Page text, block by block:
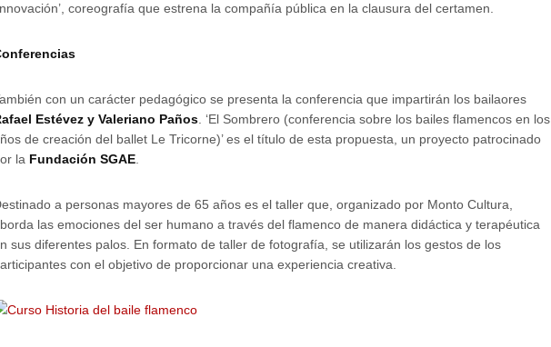
coreografía que estrena la compañía pública en la clausura del certamen.
con un carácter pedagógico se presenta la conferencia que impartirán los bailaores
Estévez y Valeriano Paños . ‘El Sombrero (conferencia sobre los bailes flamencos en los
de creación del ballet Le Tricorne)’ es el título de esta propuesta, un proyecto patrocinado
la Fundación SGAE
a personas mayores de 65 años es el taller que, organizado por Monto Cultura,
las emociones del ser humano a través del flamenco de manera didáctica y terapéutica
sus diferentes palos. En formato de taller de fotografía, se utilizarán los gestos de los
con el objetivo de proporcionar una experiencia creativa.